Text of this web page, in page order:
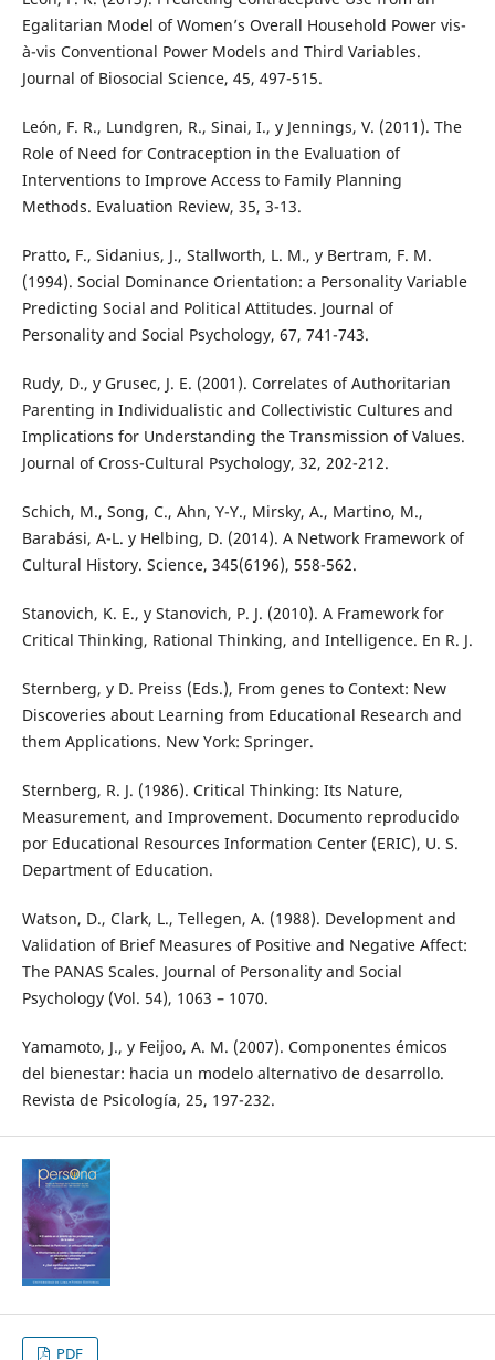
Egalitarian Model of Women’s Overall Household Power vis-
à-vis Conventional Power Models and Third Variables.
Journal of Biosocial Science, 45, 497-515.
León, F. R., Lundgren, R., Sinai, I., y Jennings, V. (2011). The
Role of Need for Contraception in the Evaluation of
Interventions to Improve Access to Family Planning
Methods. Evaluation Review, 35, 3-13.
Pratto, F., Sidanius, J., Stallworth, L. M., y Bertram, F. M.
(1994). Social Dominance Orientation: a Personality Variable
Predicting Social and Political Attitudes. Journal of
Personality and Social Psychology, 67, 741-743.
Rudy, D., y Grusec, J. E. (2001). Correlates of Authoritarian
Parenting in Individualistic and Collectivistic Cultures and
Implications for Understanding the Transmission of Values.
Journal of Cross-Cultural Psychology, 32, 202-212.
Schich, M., Song, C., Ahn, Y-Y., Mirsky, A., Martino, M.,
Barabási, A-L. y Helbing, D. (2014). A Network Framework of
Cultural History. Science, 345(6196), 558-562.
Stanovich, K. E., y Stanovich, P. J. (2010). A Framework for
Critical Thinking, Rational Thinking, and Intelligence. En R. J.
Sternberg, y D. Preiss (Eds.), From genes to Context: New
Discoveries about Learning from Educational Research and
them Applications. New York: Springer.
Sternberg, R. J. (1986). Critical Thinking: Its Nature,
Measurement, and Improvement. Documento reproducido
por Educational Resources Information Center (ERIC), U. S.
Department of Education.
Watson, D., Clark, L., Tellegen, A. (1988). Development and
Validation of Brief Measures of Positive and Negative Affect:
The PANAS Scales. Journal of Personality and Social
Psychology (Vol. 54), 1063 – 1070.
Yamamoto, J., y Feijoo, A. M. (2007). Componentes émicos
del bienestar: hacia un modelo alternativo de desarrollo.
Revista de Psicología, 25, 197-232.
PDF